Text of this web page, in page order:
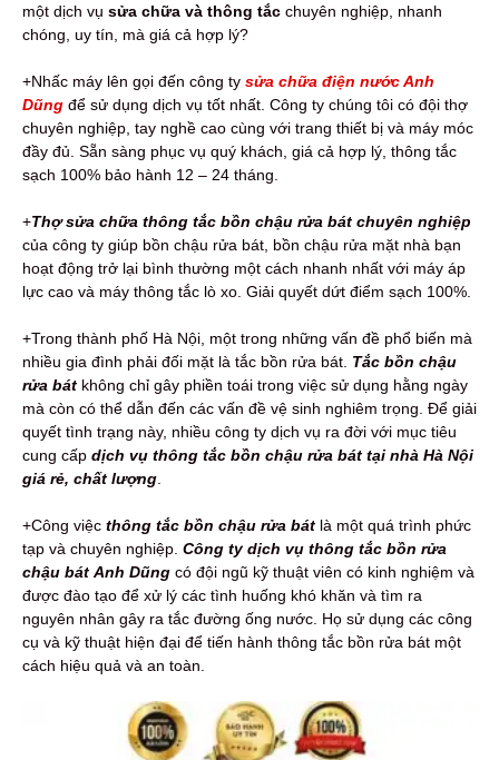
một dịch vụ sửa chữa và thông tắc chuyên nghiệp, nhanh
chóng, uy tín, mà giá cả hợp lý?
+Nhấc máy lên gọi đến công ty sửa chữa điện nước Anh
Dũng để sử dụng dịch vụ tốt nhất. Công ty chúng tôi có đội thợ
chuyên nghiệp, tay nghề cao cùng với trang thiết bị và máy móc
đầy đủ. Sẵn sàng phục vụ quý khách, giá cả hợp lý, thông tắc
sạch 100% bảo hành 12 – 24 tháng.
+Thợ sửa chữa thông tắc bồn chậu rửa bát chuyên nghiệp
của công ty giúp bồn chậu rửa bát, bồn chậu rửa mặt nhà bạn
hoạt động trở lại bình thường một cách nhanh nhất với máy áp
lực cao và máy thông tắc lò xo. Giải quyết dứt điểm sạch 100%.
+Trong thành phố Hà Nội, một trong những vấn đề phổ biến mà
nhiều gia đình phải đối mặt là tắc bồn rửa bát. Tắc bồn chậu
rửa bát không chỉ gây phiền toái trong việc sử dụng hằng ngày
mà còn có thể dẫn đến các vấn đề vệ sinh nghiêm trọng. Để giải
quyết tình trạng này, nhiều công ty dịch vụ ra đời với mục tiêu
cung cấp dịch vụ thông tắc bồn chậu rửa bát tại nhà Hà Nội
giá rẻ, chất lượng
+Công việc thông tắc bồn chậu rửa bát là một quá trình phức
tạp và chuyên nghiệp. Công ty dịch vụ thông tắc bồn rửa
chậu bát Anh Dũng có đội ngũ kỹ thuật viên có kinh nghiệm và
được đào tạo để xử lý các tình huống khó khăn và tìm ra
nguyên nhân gây ra tắc đường ống nước. Họ sử dụng các công
cụ và kỹ thuật hiện đại để tiến hành thông tắc bồn rửa bát một
cách hiệu quả và an toàn.